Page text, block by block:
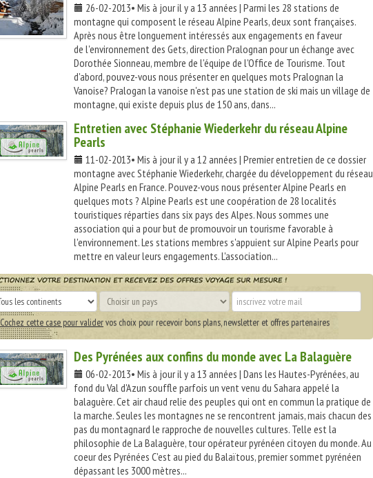
26-02-2013• Mis à jour il y a 13 années | Parmi les 28 stations de
montagne qui composent le réseau Alpine Pearls, deux sont françaises.
Après nous être longuement intéressés aux engagements en faveur
de l'environnement des Gets, direction Pralognan pour un échange avec
Dorothée Sionneau, membre de l'équipe de l'Office de Tourisme. Tout
d'abord, pouvez-vous nous présenter en quelques mots Pralognan la
Vanoise? Pralogan la vanoise n'est pas une station de ski mais un village de
montagne, qui existe depuis plus de 150 ans, dans...
Entretien avec Stéphanie Wiederkehr du réseau Alpine
Pearls
11-02-2013• Mis à jour il y a 12 années | Premier entretien de ce dossier
montagne avec Stéphanie Wiederkehr, chargée du développement du réseau
Alpine Pearls en France. Pouvez-vous nous présenter Alpine Pearls en
quelques mots ? Alpine Pearls est une coopération de 28 localités
touristiques réparties dans six pays des Alpes. Nous sommes une
association qui a pour but de promouvoir un tourisme favorable à
l'environnement. Les stations membres s'appuient sur Alpine Pearls pour
mettre en valeur leurs engagements. L'association...
Cochez cette case pour validervos choix pour recevoir bons plans, newsletter et offres partenaires
Des Pyrénées aux confins du monde avec La Balaguère
06-02-2013• Mis à jour il y a 13 années | Dans les Hautes-Pyrénées, au
fond du Val d'Azun souffle parfois un vent venu du Sahara appelé la
balaguère. Cet air chaud relie des peuples qui ont en commun la pratique de
la marche. Seules les montagnes ne se rencontrent jamais, mais chacun des
pas du montagnard le rapproche de nouvelles cultures. Telle est la
philosophie de La Balaguère, tour opérateur pyrénéen citoyen du monde. Au
coeur des Pyrénées C'est au pied du Balaïtous, premier sommet pyrénéen
dépassant les 3000 mètres...